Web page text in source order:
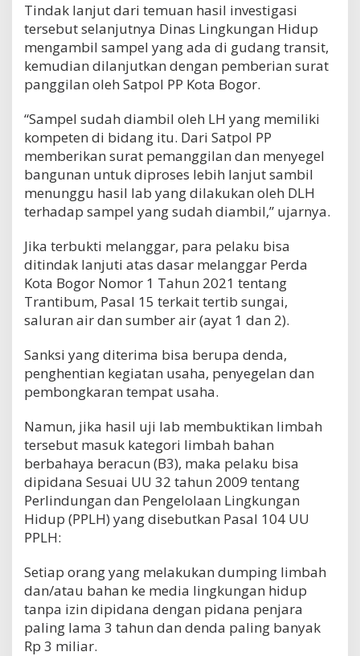
Tindak lanjut dari temuan hasil investigasi
tersebut selanjutnya Dinas Lingkungan Hidup
mengambil sampel yang ada di gudang transit,
kemudian dilanjutkan dengan pemberian surat
panggilan oleh Satpol PP Kota Bogor.
“Sampel sudah diambil oleh LH yang memiliki
kompeten di bidang itu. Dari Satpol PP
memberikan surat pemanggilan dan menyegel
bangunan untuk diproses lebih lanjut sambil
menunggu hasil lab yang dilakukan oleh DLH
terhadap sampel yang sudah diambil,” ujarnya.
Jika terbukti melanggar, para pelaku bisa
ditindak lanjuti atas dasar melanggar Perda
Kota Bogor Nomor 1 Tahun 2021 tentang
Trantibum, Pasal 15 terkait tertib sungai,
saluran air dan sumber air (ayat 1 dan 2).
Sanksi yang diterima bisa berupa denda,
penghentian kegiatan usaha, penyegelan dan
pembongkaran tempat usaha.
Namun, jika hasil uji lab membuktikan limbah
tersebut masuk kategori limbah bahan
berbahaya beracun (B3), maka pelaku bisa
dipidana Sesuai UU 32 tahun 2009 tentang
Perlindungan dan Pengelolaan Lingkungan
Hidup (PPLH) yang disebutkan Pasal 104 UU
PPLH:
Setiap orang yang melakukan dumping limbah
dan/atau bahan ke media lingkungan hidup
tanpa izin dipidana dengan pidana penjara
paling lama 3 tahun dan denda paling banyak
Rp 3 miliar.